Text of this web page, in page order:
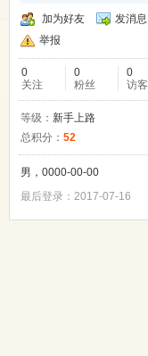
加为好友
发消息
举报
0
关注
0
粉丝
0
访客
等级： 新手上路
总积分： 52
男，0000-00-00
最后登录：2017-07-16